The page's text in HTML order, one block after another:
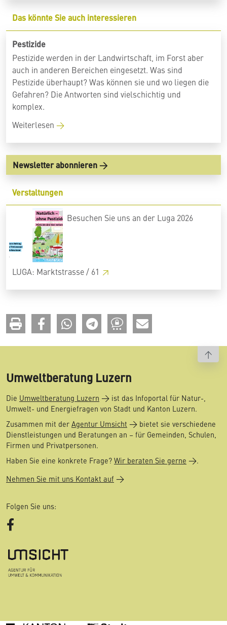
Das könnte Sie auch interessieren
Pestizide
Pestizide werden in der Landwirtschaft, im Forst aber
auch in anderen Bereichen eingesetzt. Was sind
Pestizide überhaupt? Was können sie und wo liegen die
Gefahren? Die Antworten sind vielschichtig und
komplex.
Weiterlesen
Newsletter abonnieren
Verstaltungen
Besuchen Sie uns an der Luga 2026
LUGA: Marktstrasse / 61
Umweltberatung Luzern
Die Umweltberatung Luzern
ist das Infoportal für Natur-,
Umwelt- und Energiefragen von Stadt und Kanton Luzern.
Zusammen mit der Agentur Umsicht
bietet sie verschiedene
Dienstleistungen und Beratungen an – für Gemeinden, Schulen,
Firmen und Privatpersonen.
Haben Sie eine konkrete Frage? Wir beraten Sie gerne
.
Nehmen Sie mit uns Kontakt auf
Folgen Sie uns: